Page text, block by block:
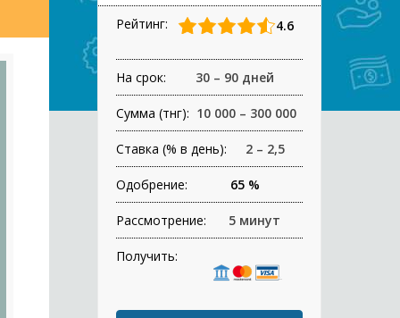
Рейтинг: 4.6
На срок: 30 – 90 дней
Сумма (тнг): 10 000 – 300 000
Ставка (% в день): 2 – 2,5
Одобрение: 65 %
Рассмотрение: 5 минут
Получить: